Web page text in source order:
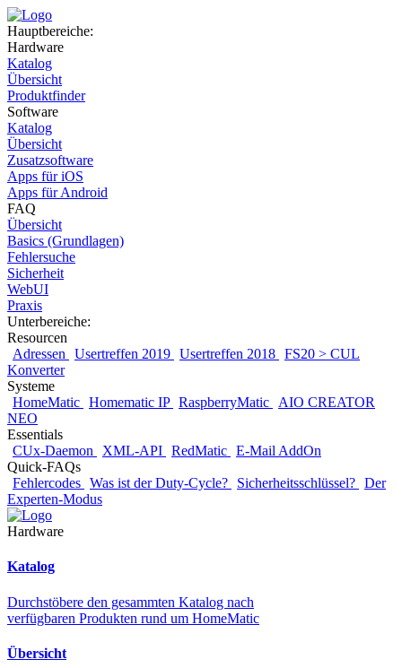
Hauptbereiche:
Hardware
Katalog
Übersicht
Produktfinder
Software
Katalog
Übersicht
Zusatzsoftware
Apps für iOS
Apps für Android
FAQ
Übersicht
Basics (Grundlagen)
Fehlersuche
Sicherheit
WebUI
Praxis
Unterbereiche:
Resourcen
Adressen
Usertreffen 2019 Usertreffen 2018 FS20 > CUL
Konverter
Systeme
HomeMatic Homematic IP RaspberryMatic
AIO CREATOR
NEO
Essentials
CUx-Daemon
XML-API RedMatic E-Mail AddOn
Quick-FAQs
Fehlercodes Was ist der Duty-Cycle? Sicherheitsschlüssel? Der
Experten-Modus
Hardware
Katalog
Durchstöbere den gesammten Katalog nach
verfügbaren Produkten rund um HomeMatic
Übersicht